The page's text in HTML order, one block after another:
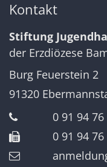
Kontakt
Stiftung
der Erzdiözese
Burg Feuerstein 2
91320
0 91 94
0 91 94